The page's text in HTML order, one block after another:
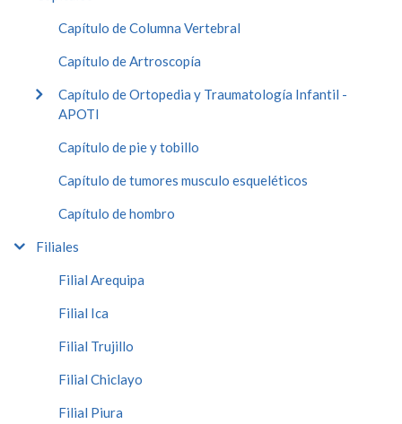
Capítulo de Columna Vertebral
Capítulo de Artroscopía
Capítulo de Ortopedia y Traumatología Infantil -
APOTI
Capítulo de pie y tobillo
Capítulo de tumores musculo esqueléticos
Capítulo de hombro
Filiales
Filial Arequipa
Filial Ica
Filial Trujillo
Filial Chiclayo
Filial Piura